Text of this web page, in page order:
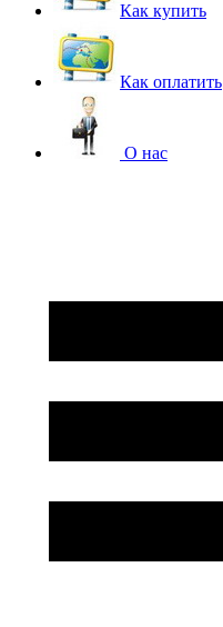
Как купить
Как оплатить
О нас